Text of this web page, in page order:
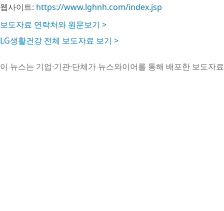
웹사이트: https://www.lghnh.com/index.jsp
보도자료 연락처와 원문보기 >
LG생활건강 전체 보도자료 보기 >
이 뉴스는 기업·기관·단체가 뉴스와이어를 통해 배포한 보도자